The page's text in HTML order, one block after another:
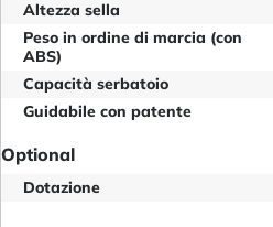
Altezza sella
Peso in ordine di marcia (con
ABS)
Capacità serbatoio
Guidabile con patente
Optional
Dotazione